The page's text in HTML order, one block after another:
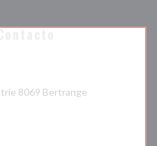
8069 Bertrange